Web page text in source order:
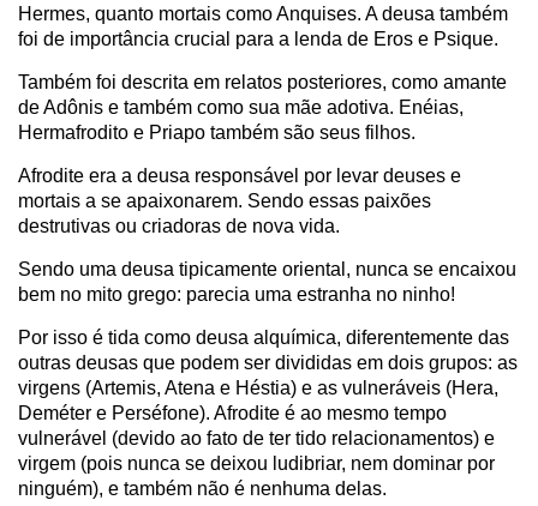
Hermes, quanto mortais como Anquises. A deusa também
foi de importância crucial para a lenda de Eros e Psique.
Também foi descrita em relatos posteriores, como amante
de Adônis e também como sua mãe adotiva. Enéias,
Hermafrodito e Priapo também são seus filhos.
Afrodite era a deusa responsável por levar deuses e
mortais a se apaixonarem. Sendo essas paixões
destrutivas ou criadoras de nova vida.
Sendo uma deusa tipicamente oriental, nunca se encaixou
bem no mito grego: parecia uma estranha no ninho!
Por isso é tida como deusa alquímica, diferentemente das
outras deusas que podem ser divididas em dois grupos: as
virgens (Artemis, Atena e Héstia) e as vulneráveis (Hera,
Deméter e Perséfone). Afrodite é ao mesmo tempo
vulnerável (devido ao fato de ter tido relacionamentos) e
virgem (pois nunca se deixou ludibriar, nem dominar por
ninguém), e também não é nenhuma delas.